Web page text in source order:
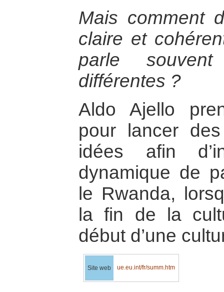
Mais comment
claire et
parle
différentes ?
Aldo Ajello
pour lancer
idées afin
dynamique de
le Rwanda,
la fin de la
début d’une
Site web ue.eu.int/fr/summ.htm